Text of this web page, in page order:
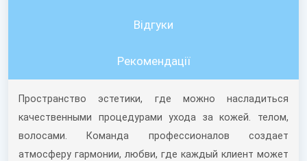
Вiдгуки
Рекомендації
Пространство эстетики, где можно насладиться
качественными процедурами ухода за кожей. телом,
волосами. Команда профессионалов создает
атмосферу гармонии, любви, где каждый клиент может